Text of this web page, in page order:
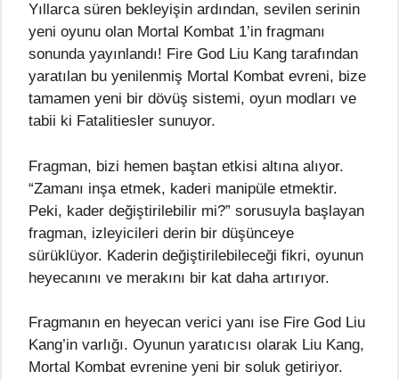
Yıllarca süren bekleyişin ardından, sevilen serinin
yeni oyunu olan Mortal Kombat 1’in fragmanı
sonunda yayınlandı! Fire God Liu Kang tarafından
yaratılan bu yenilenmiş Mortal Kombat evreni, bize
tamamen yeni bir dövüş sistemi, oyun modları ve
tabii ki Fatalitiesler sunuyor.
Fragman, bizi hemen baştan etkisi altına alıyor.
“Zamanı inşa etmek, kaderi manipüle etmektir.
Peki, kader değiştirilebilir mi?” sorusuyla başlayan
fragman, izleyicileri derin bir düşünceye
sürüklüyor. Kaderin değiştirilebileceği fikri, oyunun
heyecanını ve merakını bir kat daha artırıyor.
Fragmanın en heyecan verici yanı ise Fire God Liu
Kang’in varlığı. Oyunun yaratıcısı olarak Liu Kang,
Mortal Kombat evrenine yeni bir soluk getiriyor.